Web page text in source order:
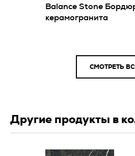
Balance Stone
керамогранита
СМОТРЕТЬ
Другие продукты в